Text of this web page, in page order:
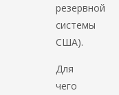
резервной
системы
США).
Для
чего